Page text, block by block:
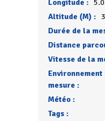
Longitude :
Altitude (M) :
Durée de la
Distance
Vitesse de la
Environnement
mesure :
Météo :
Tags :